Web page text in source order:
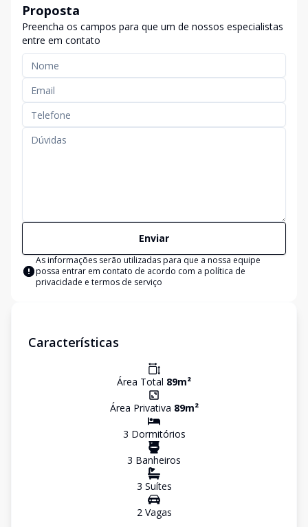
Proposta
Preencha os campos para que um de nossos especialistas
entre em contato
Enviar
As informações serão utilizadas para que a nossa equipe
possa entrar em contato de acordo com a política de
privacidade e termos de serviço
Características
Área Total 89m²
Área Privativa 89m²
3 Dormitórios
3 Banheiros
3 Suítes
2Vagas